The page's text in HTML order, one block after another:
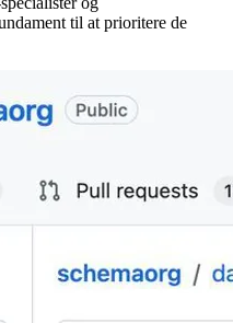
omfang af, hvor mange
properties og klasser fra
og